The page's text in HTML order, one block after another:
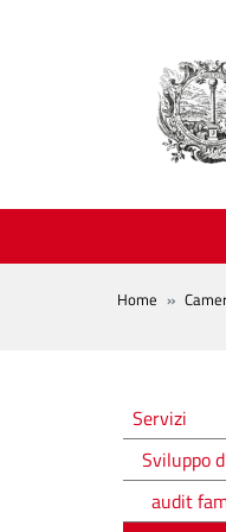
Home
Servizi
Sviluppo
audit